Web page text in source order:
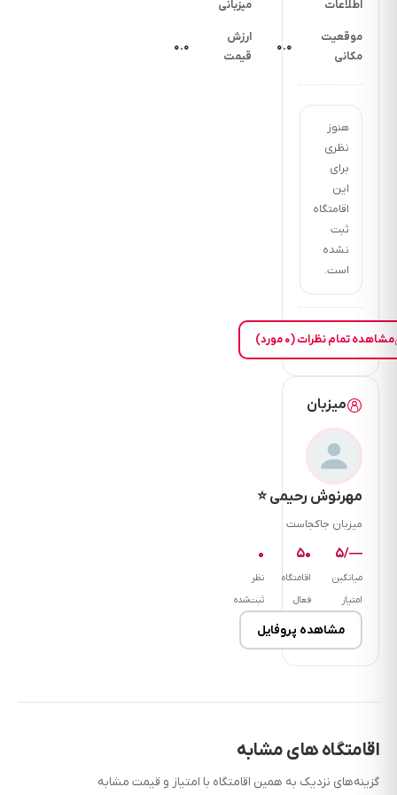
اطلاعات
میزبانی
موقعیت
مکانی
۰.۰
ارزش
قیمت
۰.۰
هنوز
نظری
برای
این
اقامتگاه
ثبت
نشده
است.
مشاهده تمام نظرات (۰ مورد)
میزبان
مهرنوش رحیمی ⭐
میزبان جاکجاست
—/۵
میانگین
امتیاز
۵۰
اقامتگاه
فعال
۰
نظر
ثبت‌شده
مشاهده پروفایل
اقامتگاه های مشابه
گزینه‌های نزدیک به همین اقامتگاه با امتیاز و قیمت مشابه